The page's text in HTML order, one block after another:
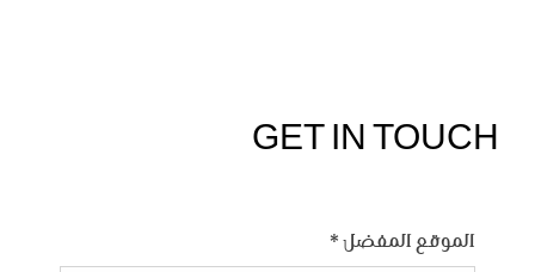
GET IN TOUCH
الموقع المفضل *